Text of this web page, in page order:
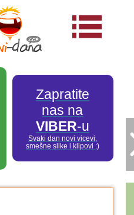
Zapratite
nas na
VIBER-u
Svaki dan novi vicevi,
smešne slike i klipovi :)